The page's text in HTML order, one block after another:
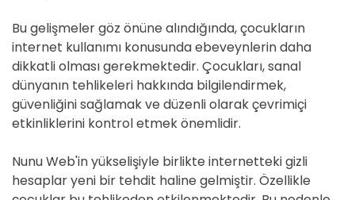
Bu gelişmeler göz önüne alındığında, çocukların
internet kullanımı konusunda ebeveynlerin daha
dikkatli olması gerekmektedir. Çocukları, sanal
dünyanın tehlikeleri hakkında bilgilendirmek,
güvenliğini sağlamak ve düzenli olarak çevrimiçi
etkinliklerini kontrol etmek önemlidir.
Nunu Web'in yükselişiyle birlikte internetteki gizli
hesaplar yeni bir tehdit haline gelmiştir. Özellikle